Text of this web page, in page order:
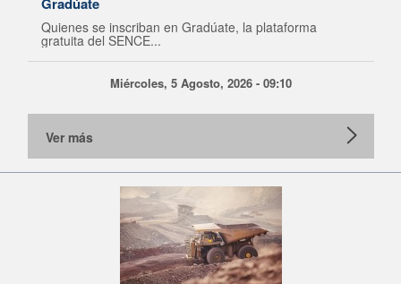
Quienes se inscriban en Gradúate, la plataforma
gratuita del SENCE...
Miércoles, 5 Agosto, 2026 - 09:10
Ver más